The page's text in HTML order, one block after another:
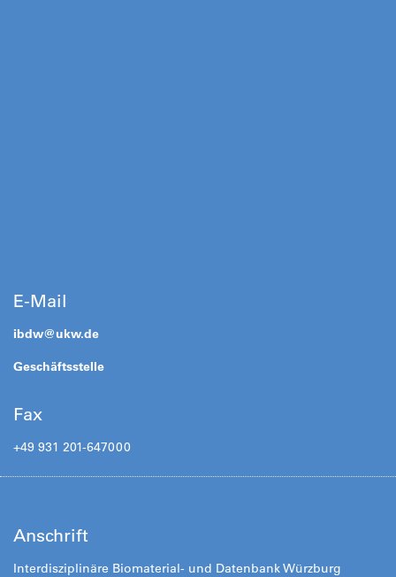
E-Mail
ibdw@ukw.de
Geschäftsstelle
Fax
+49 931 201-647000
Anschrift
Interdisziplinäre Biomaterial- und Datenbank Würzburg